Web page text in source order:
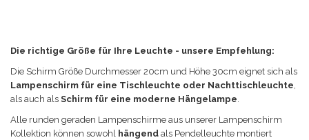
Die richtige Größe für Ihre Leuchte - unsere Empfehlung:
Die Schirm Größe Durchmesser 20cm und Höhe 30cm eignet sich als
Lampenschirm für eine Tischleuchte oder Nachttischleuchte,
als auch als Schirm für eine moderne Hängelampe.
Alle runden geraden Lampenschirme aus unserer Lampenschirm
Kollektion können sowohl hängend als Pendelleuchte montiert